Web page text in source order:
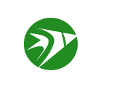
innehåll